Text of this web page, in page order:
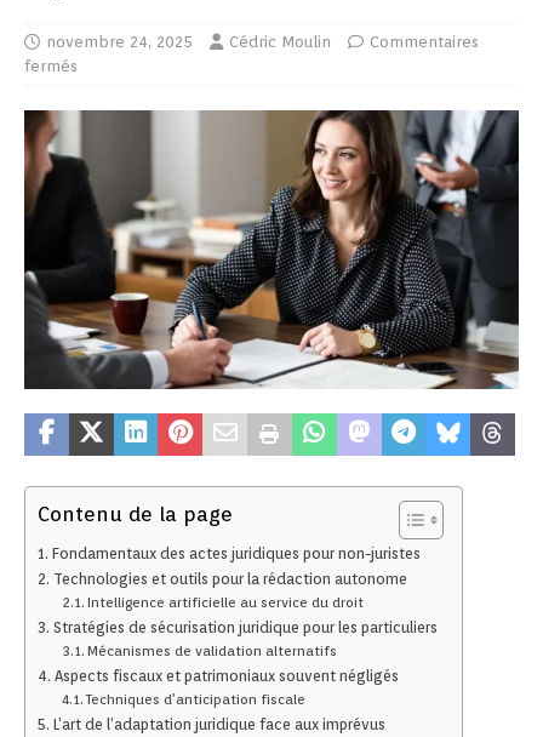
novembre 24, 2025 Cédric Moulin
Commentaires
fermés
Contenu de la page
Fondamentaux des actes juridiques pour non-juristes
Technologies et outils pour la rédaction autonome
Intelligence artificielle au service du droit
Stratégies de sécurisation juridique pour les particuliers
Mécanismes de validation alternatifs
Aspects fiscaux et patrimoniaux souvent négligés
Techniques d’anticipation fiscale
L’art de l’adaptation juridique face aux imprévus